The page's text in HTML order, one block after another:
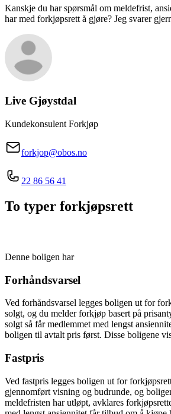
Kanskje du har spørsmål om meldefrist,
har med forkjøpsrett å gjøre? Jeg svarer
Live Gjøystdal
Kundekonsulent Forkjøp
forkjop@obos.no
22 86 56 41
To typer forkjøpsrett
Denne boligen har
Forhåndsvarsel
Ved forhåndsvarsel legges boligen ut for
solgt, og du melder forkjøp basert på
solgt så får medlemmet med lengst
boligen til avtalt pris først. Disse boligene
Fastpris
Ved fastpris legges boligen ut for
gjennomført visning og budrunde, og
meldefristen har utløpt, avklares